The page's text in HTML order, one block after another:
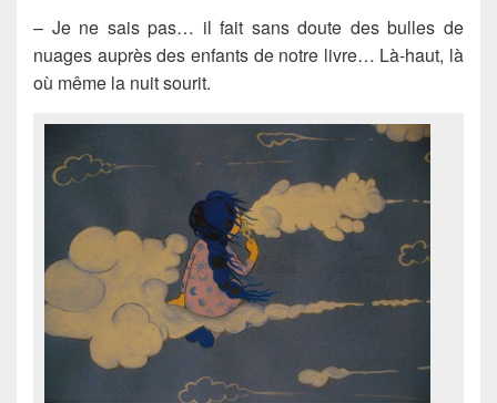
– Je ne sais pas… il fait sans doute des bulles de
nuages auprès des enfants de notre livre… Là-haut, là
où même la nuit sourit.